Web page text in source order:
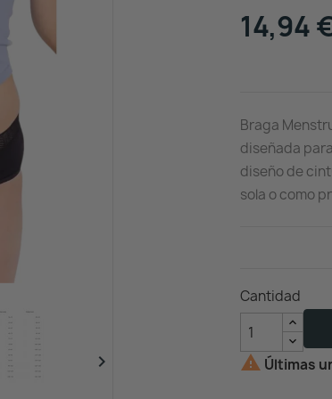

14,94
Braga
diseñada
diseño de
sola o como
Cantidad
 Últimas